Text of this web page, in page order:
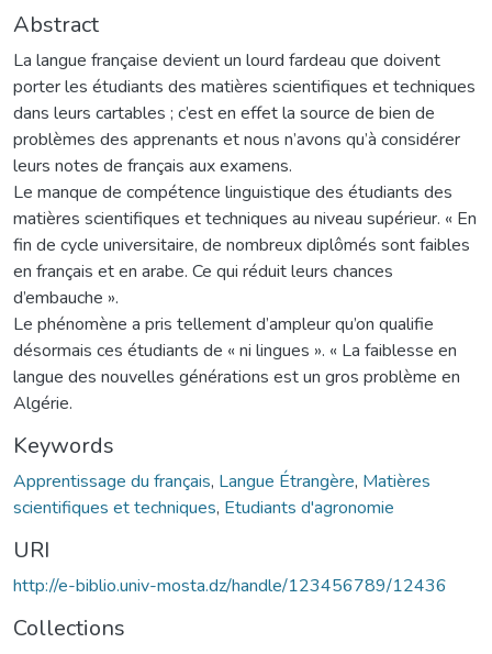
Abstract
La langue française devient un lourd fardeau que doivent
porter les étudiants des matières scientifiques et techniques
dans leurs cartables ; c’est en effet la source de bien de
problèmes des apprenants et nous n’avons qu’à considérer
leurs notes de français aux examens.
Le manque de compétence linguistique des étudiants des
matières scientifiques et techniques au niveau supérieur. « En
fin de cycle universitaire, de nombreux diplômés sont faibles
en français et en arabe. Ce qui réduit leurs chances
d’embauche ».
Le phénomène a pris tellement d’ampleur qu’on qualifie
désormais ces étudiants de « ni lingues ». « La faiblesse en
langue des nouvelles générations est un gros problème en
Algérie.
Keywords
Apprentissage du français, Langue Étrangère, Matières
scientifiques et techniques, Etudiants d'agronomie
URI
http://e-biblio.univ-mosta.dz/handle/123456789/12436
Collections